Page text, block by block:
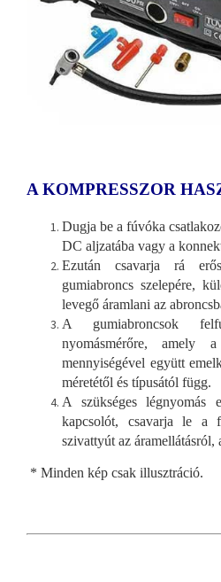
A KOMPRESSZOR
Dugja be a fúvóka
DC aljzatába vagy a
Ezután csavarja rá
gumiabroncs szelepére,
levegő áramlani az
A gumiabroncsok
nyomásmérőre, amely
mennyiségével együtt
méretétől és típusától függ.
A szükséges légnyomás
kapcsolót, csavarja le a
szivattyút az áramellátásról,
* Minden kép csak illusztráció.